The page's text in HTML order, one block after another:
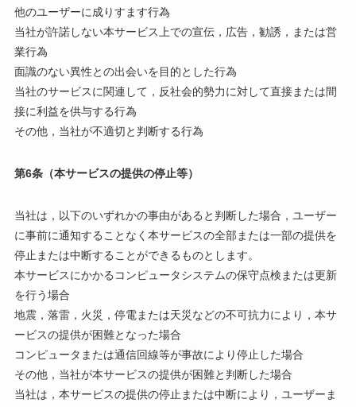
他のユーザーに成りすます行為
当社が許諾しない本サービス上での宣伝，広告，勧誘，または営
業行為
面識のない異性との出会いを目的とした行為
当社のサービスに関連して，反社会的勢力に対して直接または間
接に利益を供与する行為
その他，当社が不適切と判断する行為
第6条（本サービスの提供の停止等）
当社は，以下のいずれかの事由があると判断した場合，ユーザー
に事前に通知することなく本サービスの全部または一部の提供を
停止または中断することができるものとします。
本サービスにかかるコンピュータシステムの保守点検または更新
を行う場合
地震，落雷，火災，停電または天災などの不可抗力により，本サ
ービスの提供が困難となった場合
コンピュータまたは通信回線等が事故により停止した場合
その他，当社が本サービスの提供が困難と判断した場合
当社は，本サービスの提供の停止または中断により，ユーザーま